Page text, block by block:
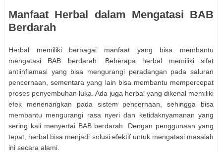
Manfaat Herbal dalam Mengatasi BAB
Berdarah
Herbal memiliki berbagai manfaat yang bisa membantu
mengatasi BAB berdarah. Beberapa herbal memiliki sifat
antiinflamasi yang bisa mengurangi peradangan pada saluran
pencernaan, sementara yang lain bisa membantu mempercepat
proses penyembuhan luka. Ada juga herbal yang dikenal memiliki
efek menenangkan pada sistem pencernaan, sehingga bisa
membantu mengurangi rasa nyeri dan ketidaknyamanan yang
sering kali menyertai BAB berdarah. Dengan penggunaan yang
tepat, herbal bisa menjadi solusi efektif untuk mengatasi masalah
ini secara alami.